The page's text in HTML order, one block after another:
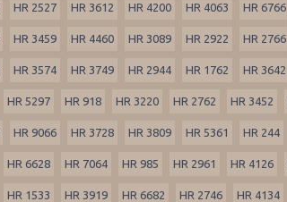
HR 2527 HR 3612 HR 4200 HR 4063 HR 6766
HR 3459 HR 4460 HR 3089 HR 2922 HR 2766
HR 3574 HR 3749 HR 2944 HR 1762 HR 3642
HR 5297 HR 918 HR 3220 HR 2762 HR 3452
HR 9066 HR 3728 HR 3809 HR 5361 HR 244
HR 6628 HR 7064 HR 985 HR 2961 HR 4126
HR 1533 HR 3919 HR 6682 HR 2746 HR 4134